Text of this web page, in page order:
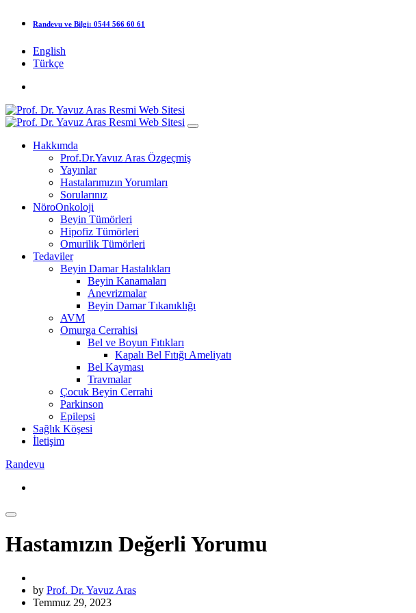
Randevu ve Bilgi: 0544 566 60 61
English
Türkçe
Hakkımda
Prof.Dr.Yavuz Aras Özgeçmiş
Yayınlar
Hastalarımızın Yorumları
Sorularınız
NöroOnkoloji
Beyin Tümörleri
Hipofiz Tümörleri
Omurilik Tümörleri
Tedaviler
Beyin Damar Hastalıkları
Beyin Kanamaları
Anevrizmalar
Beyin Damar Tıkanıklığı
AVM
Omurga Cerrahisi
Bel ve Boyun Fıtıkları
Kapalı Bel Fıtığı Ameliyatı
Bel Kayması
Travmalar
Çocuk Beyin Cerrahi
Parkinson
Epilepsi
Sağlık Köşesi
İletişim
Randevu
Hastamızın Değerli Yorumu
by Prof. Dr. Yavuz Aras
Temmuz 29, 2023